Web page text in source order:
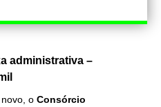
administrativa –
o Consórcio